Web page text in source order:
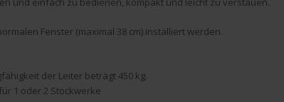
Fenster (maximal 38 cm) installiert werden.
der Leiter beträgt 450 kg.
1 oder 2 Stockwerke